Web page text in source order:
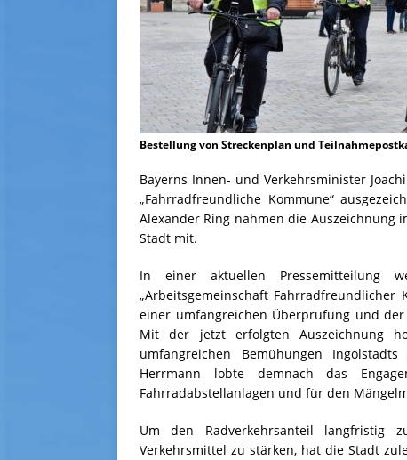
Bestellung von Streckenplan und
Bayerns Innen- und Verkehrsminister
„Fahrradfreundliche Kommune“
Alexander Ring nahmen die Auszeichnung
Stadt mit.
In einer aktuellen
„Arbeitsgemeinschaft Fahrradfreundlicher
einer umfangreichen Überprüfung und
Mit der jetzt erfolgten Auszeichnung
umfangreichen Bemühungen
Herrmann lobte demnach das
Fahrradabstellanlagen und für den
Um den Radverkehrsanteil
Verkehrsmittel zu stärken, hat die Stadt